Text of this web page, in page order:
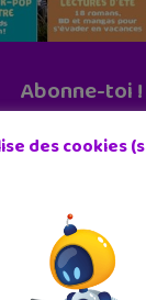
Abonne-toi !
des cookies